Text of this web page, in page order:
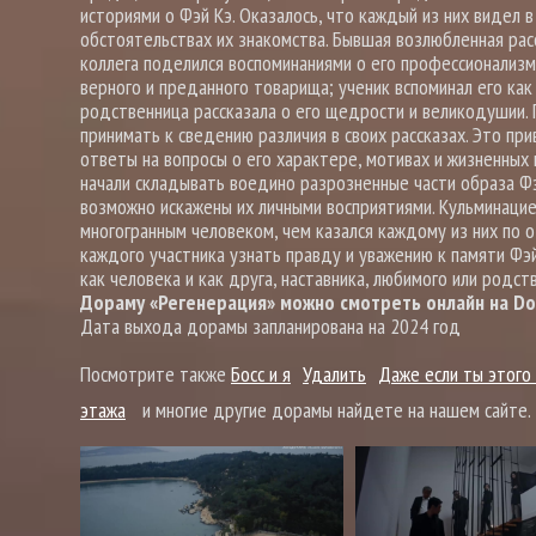
историями о Фэй Кэ. Оказалось, что каждый из них видел
обстоятельствах их знакомства. Бывшая возлюбленная
коллега поделился воспоминаниями о его
верного и преданного товарища; ученик вспоминал его
родственница рассказала о его щедрости и
принимать к сведению различия в своих рассказах. Это
ответы на вопросы о его характере, мотивах и
начали складывать воедино разрозненные части образа
возможно искажены их личными восприятиями.
многогранным человеком, чем казался каждому из них
каждого участника узнать правду и уважению к памяти
как человека и как друга, наставника, любимого или
Дораму «Регенерация» можно смотреть онлайн на
Дата выхода дорамы запланирована на 2024 год
Посмотрите также Босс и я Удалить Даже если ты
этажа
и многие другие дорамы найдете на нашем сайте.